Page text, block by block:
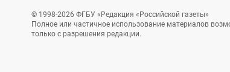
© 1998-2026 ФГБУ «Редакция «Российской газеты»
Полное или частичное использование материалов
только с разрешения редакции.